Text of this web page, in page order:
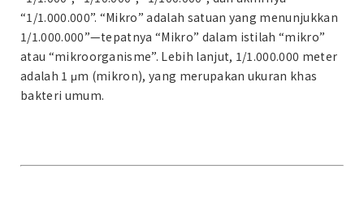
“1/1.000.000”. “Mikro” adalah satuan yang menunjukkan
1/1.000.000”—tepatnya “Mikro” dalam istilah “mikro”
atau “mikroorganisme”. Lebih lanjut, 1/1.000.000 meter
adalah 1 μm (mikron), yang merupakan ukuran khas
bakteri umum.